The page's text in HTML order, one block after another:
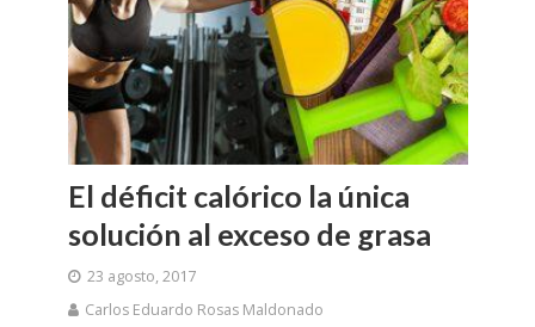
El déficit calórico la única
solución al exceso de grasa
23 agosto, 2017
Carlos Eduardo Rosas Maldonado